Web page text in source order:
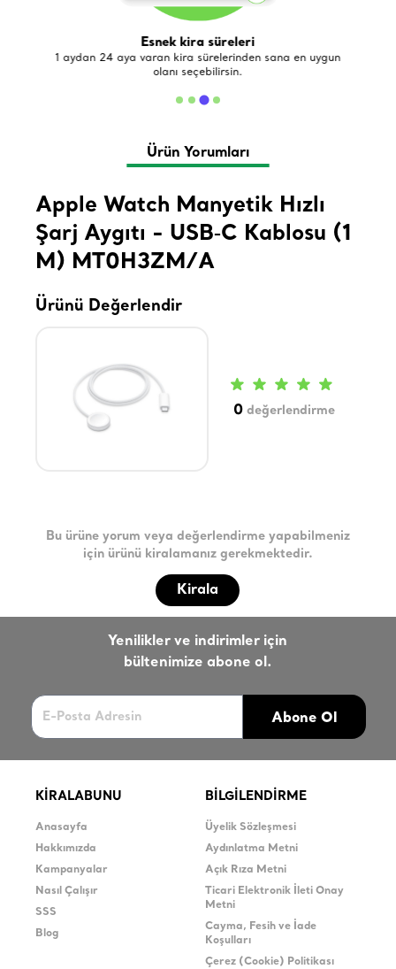
Esnek kira süreleri
1 aydan 24 aya varan kira sürelerinden sana en uygun
olanı seçebilirsin.
Ürün Yorumları
Apple Watch Manyetik Hızlı
Şarj Aygıtı - USB‑C Kablosu (1
M) MT0H3ZM/A
Ürünü Değerlendir
0 değerlendirme
Bu ürüne yorum veya değerlendirme yapabilmeniz
için ürünü kiralamanız gerekmektedir.
Kirala
Yenilikler ve indirimler için
bültenimize abone ol.
Abone Ol
KİRALABUNU
Anasayfa
Hakkımızda
Kampanyalar
Nasıl Çalışır
SSS
Blog
BİLGİLENDİRME
Üyelik Sözleşmesi
Aydınlatma Metni
Açık Rıza Metni
Ticari Elektronik İleti Onay
Metni
Cayma, Fesih ve İade
Koşulları
Çerez (Cookie) Politikası